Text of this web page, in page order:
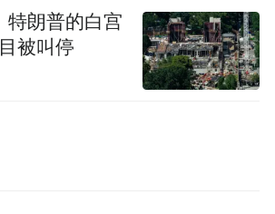
特朗普的白宫
被叫停